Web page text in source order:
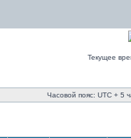
Текущее
Часовой пояс: UTC + 5